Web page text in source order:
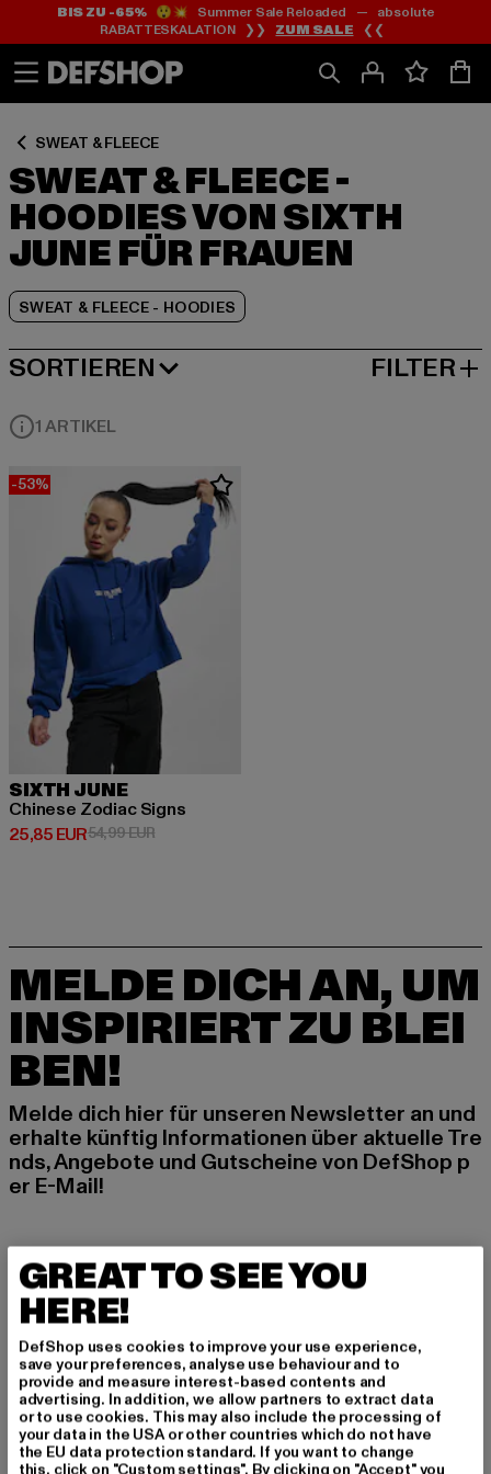
Zum
Inhalt
springen
Zum
Fußzeile
springen
BIS ZU -65%😲💥 Summer Sale Reloaded — absolute
RABATTESKALATION ❯❯ ZUM SALE ❮❮
SWEAT & FLEECE
SWEAT & FLEECE -
HOODIES VON SIXTH
JUNE FÜR FRAUEN
SWEAT & FLEECE - HOODIES
Zum
Produktraster
springen
SORTIEREN
BELIEBTESTE FILTER
1 ARTIKEL
-53%
SIXTH JUNE
Chinese Zodiac Signs
25,85 EUR
Derzeitiger Preis: 25,85 EUR
54,99 EURAktionspreis: 54,99 EUR
MELDE DICH AN, UM
INSPIRIERT ZU BLEI
BEN!
Melde dich hier für unseren Newsletter an und
erhalte künftig Informationen über aktuelle Tre
nds, Angebote und Gutscheine von DefShop p
er E-Mail!
An welchen Produkten bist du interessiert?
MÄNNER
FRAUEN
E-MAIL
ANMELDEN
GREAT TO SEE YOU
HERE!
DefShop uses cookies to improve your use experience,
save your preferences, analyse use behaviour and to
provide and measure interest-based contents and
advertising. In addition, we allow partners to extract data
or to use cookies. This may also include the processing of
your data in the USA or other countries which do not have
the EU data protection standard. If you want to change
this, click on "Custom settings". By clicking on "Accept" you